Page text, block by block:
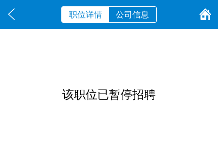
职位详情 公司信息
该职位已暂停招聘